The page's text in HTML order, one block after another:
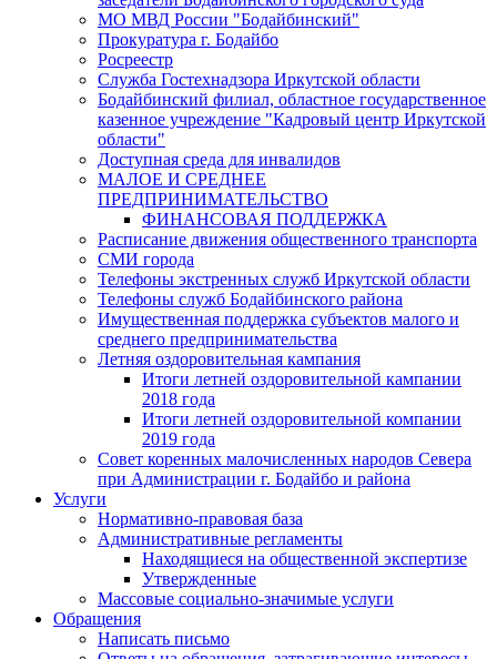
МО МВД России "Бодайбинский"
Прокуратура г. Бодайбо
Росреестр
Служба Гостехнадзора Иркутской области
Бодайбинский филиал, областное государственное
казенное учреждение "Кадровый центр Иркутской
области"
Доступная среда для инвалидов
МАЛОЕ И СРЕДНЕЕ
ПРЕДПРИНИМАТЕЛЬСТВО
ФИНАНСОВАЯ ПОДДЕРЖКА
Расписание движения общественного транспорта
СМИ города
Телефоны экстренных служб Иркутской области
Телефоны служб Бодайбинского района
Имущественная поддержка субъектов малого и
среднего предпринимательства
Летняя оздоровительная кампания
Итоги летней оздоровительной кампании
2018 года
Итоги летней оздоровительной компании
2019 года
Совет коренных малочисленных народов Севера
при Администрации г. Бодайбо и района
Услуги
Нормативно-правовая база
Административные регламенты
Находящиеся на общественной экспертизе
Утвержденные
Массовые социально-значимые услуги
Обращения
Написать письмо